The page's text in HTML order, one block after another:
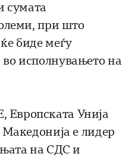
сумата
при што
биде меѓу
исполнувањето на
Унија
е лидер
на СДС и